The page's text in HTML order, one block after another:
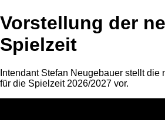
Vorstellung der
Spielzeit
Intendant Stefan Neugebauer stellt die
für die Spielzeit 2026/2027 vor.